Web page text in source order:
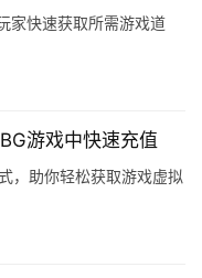
家快速获取所需游戏道
游戏中快速充值
，助你轻松获取游戏虚拟